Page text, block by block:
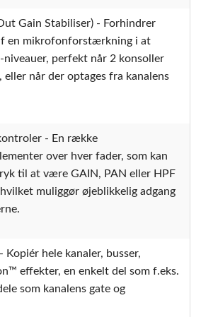
Gain Stabiliser) - Forhindrer
en mikrofonforstærkning i at
perfekt når 2 konsoller
eller når der optages fra kanalens
- En række
over hver fader, som kan
til at være GAIN, PAN eller HPF
muliggør øjeblikkelig adgang
hele kanaler, busser,
effekter, en enkelt del som f.eks.
som kanalens gate og